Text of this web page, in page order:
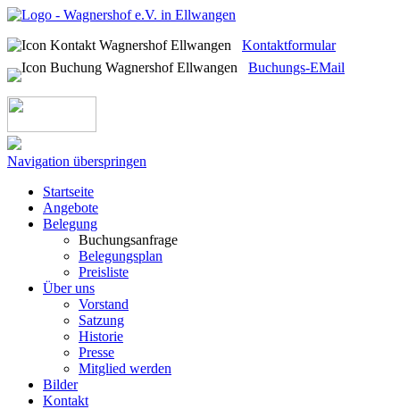
Kontaktformular
Buchungs-EMail
Navigation überspringen
Startseite
Angebote
Belegung
Buchungsanfrage
Belegungsplan
Preisliste
Über uns
Vorstand
Satzung
Historie
Presse
Mitglied werden
Bilder
Kontakt